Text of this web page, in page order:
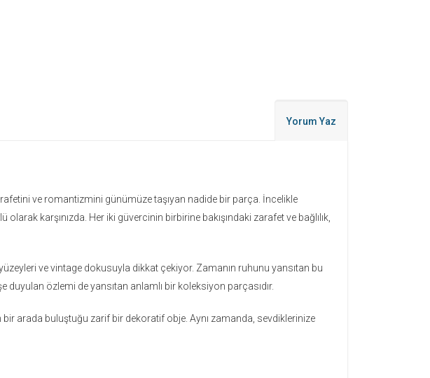
Yorum Yaz
ve romantizmini günümüze taşıyan nadide bir parça. İncelikle
karşınızda. Her iki güvercinin birbirine bakışındaki zarafet ve bağlılık,
ve vintage dokusuyla dikkat çekiyor. Zamanın ruhunu yansıtan bu
özlemi de yansıtan anlamlı bir koleksiyon parçasıdır.
arada buluştuğu zarif bir dekoratif obje. Aynı zamanda, sevdiklerinize